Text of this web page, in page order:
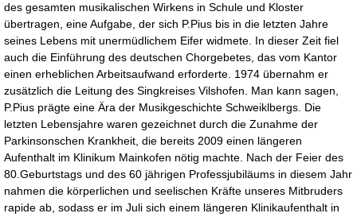
des gesamten musikalischen Wirkens in Schule und Kloster
übertragen, eine Aufgabe, der sich P.Pius bis in die letzten Jahre
seines Lebens mit unermüdlichem Eifer widmete. In dieser Zeit fiel
auch die Einführung des deutschen Chorgebetes, das vom Kantor
einen erheblichen Arbeitsaufwand erforderte. 1974 übernahm er
zusätzlich die Leitung des Singkreises Vilshofen. Man kann sagen,
P.Pius prägte eine Ära der Musikgeschichte Schweiklbergs. Die
letzten Lebensjahre waren gezeichnet durch die Zunahme der
Parkinsonschen Krankheit, die bereits 2009 einen längeren
Aufenthalt im Klinikum Mainkofen nötig machte. Nach der Feier des
80.Geburtstags und des 60 jährigen Professjubiläums in diesem Jahr
nahmen die körperlichen und seelischen Kräfte unseres Mitbruders
rapide ab, sodass er im Juli sich einem längeren Klinikaufenthalt in